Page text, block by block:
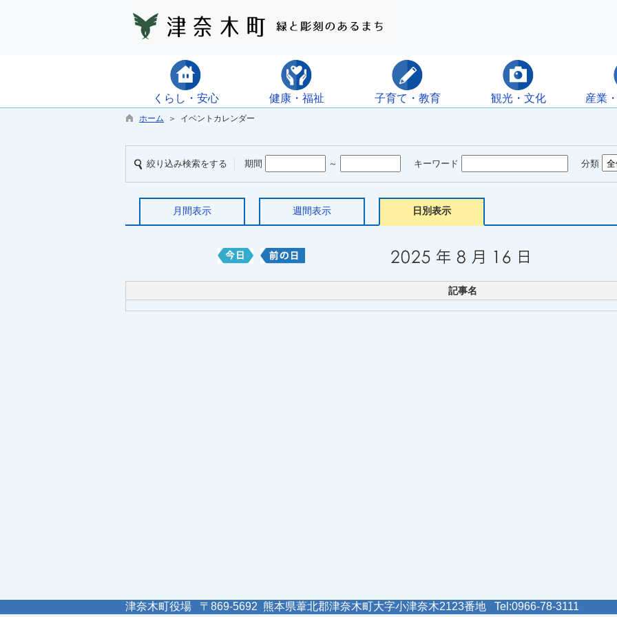
くらし・安心 健康・福祉 子育て・教育 観光・文化 産業
ホーム ＞ イベントカレンダー
絞り込み検索をする 期間 ～ キーワード 分類
月間表示 週間表示 日別表示
記事名
津奈木町役場 〒869-5692 熊本県葦北郡津奈木町大字小津奈木2123番地 Tel:0966-78-3111